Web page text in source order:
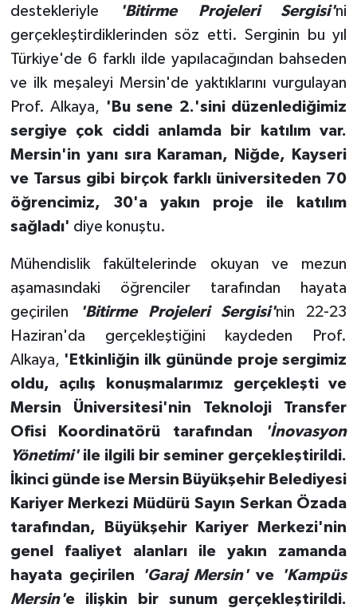
destekleriyle 'Bitirme Projeleri Sergisi'ni
gerçekleştirdiklerinden söz etti. Serginin bu yıl
Türkiye'de 6 farklı ilde yapılacağından bahseden
ve ilk meşaleyi Mersin'de yaktıklarını vurgulayan
Prof. Alkaya, 'Bu sene 2.'sini düzenlediğimiz
sergiye çok ciddi anlamda bir katılım var.
Mersin'in yanı sıra Karaman, Niğde, Kayseri
ve Tarsus gibi birçok farklı üniversiteden 70
öğrencimiz, 30'a yakın proje ile katılım
sağladı' diye konuştu.
Mühendislik fakültelerinde okuyan ve mezun
aşamasındaki öğrenciler tarafından hayata
geçirilen
'Bitirme Projeleri Sergisi'nin 22-23
Haziran'da gerçekleştiğini kaydeden Prof.
Alkaya, 'Etkinliğin ilk gününde proje sergimiz
oldu, açılış konuşmalarımız gerçekleşti ve
Mersin Üniversitesi'nin Teknoloji Transfer
Ofisi Koordinatörü tarafından
'İnovasyon
Yönetimi'ile ilgili bir seminer gerçekleştirildi.
İkinci günde ise Mersin Büyükşehir Belediyesi
Kariyer Merkezi Müdürü Sayın Serkan Özada
tarafından, Büyükşehir Kariyer Merkezi'nin
genel faaliyet alanları ile yakın zamanda
hayata geçirilen
'Garaj Mersin've
'Kampüs
Mersin'e ilişkin bir sunum gerçekleştirildi.